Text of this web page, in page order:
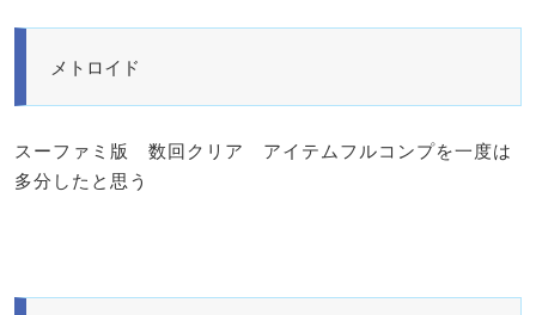
メトロイド
スーファミ版 数回クリア アイテムフルコンプを一度は
多分したと思う